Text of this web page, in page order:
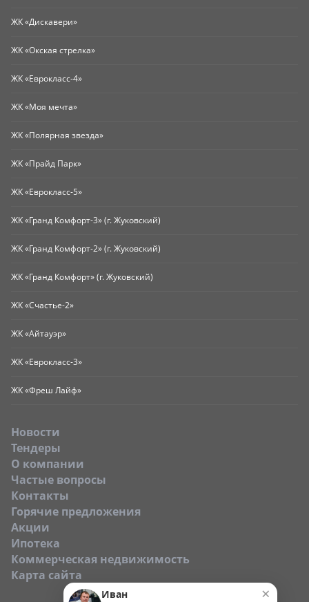
ЖК «Дискавери»
ЖК «Окская стрелка»
ЖК «Еврокласс-4»
ЖК «Моя мечта»
ЖК «Полярная звезда»
ЖК «Прайд Парк»
ЖК «Еврокласс-5»
ЖК «Гранд Комфорт-3» (г. Жуковский)
ЖК «Гранд Комфорт-2» (г. Жуковский)
ЖК «Гранд Комфорт» (г. Жуковский)
ЖК «Счастье-2»
ЖК «Айтауэр»
ЖК «Еврокласс-3»
ЖК «Фреш Лайф»
Новости
Тендеры
O компании
Частые вопросы
Контакты
Горячие предложения
Акции
Ипотека
Коммерческая недвижимость
Карта сайта
×
Иван